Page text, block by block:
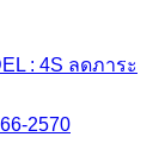
: 4S ลดภาระ
2570